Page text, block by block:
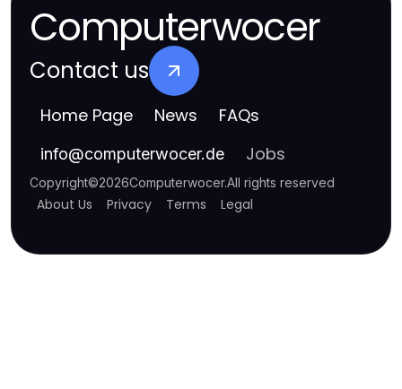
Computerwocer
Contact us
Home Page News FAQs
info@computerwocer.de Jobs
Copyright©2026Computerwocer.All rights reserved
About Us Privacy Terms Legal